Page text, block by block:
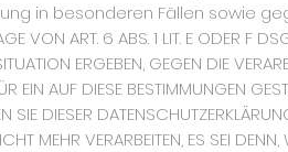
in besonderen Fällen sowie
VON ART. 6 ABS. 1 LIT. E ODER F
ERGEBEN, GEGEN DIE
EIN AUF DIESE BESTIMMUNGEN
SIE DIESER
MEHR VERARBEITEN, ES SEI